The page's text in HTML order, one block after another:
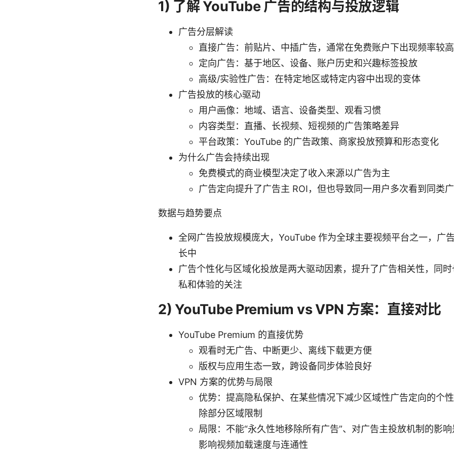
1) 了解 YouTube 广告的结构与投放逻辑
广告分层解读
直接广告：前贴片、中插广告，通常在免费账户下出现频率较高
定向广告：基于地区、设备、账户历史和兴趣标签投放
高级/实验性广告：在特定地区或特定内容中出现的变体
广告投放的核心驱动
用户画像：地域、语言、设备类型、观看习惯
内容类型：直播、长视频、短视频的广告策略差异
平台政策：YouTube 的广告政策、商家投放预算和形态变化
为什么广告会持续出现
免费模式的商业模型决定了收入来源以广告为主
广告定向提升了广告主 ROI，但也导致同一用户多次看到同类
数据与趋势要点
全网广告投放规模庞大，YouTube 作为全球主要视频平台之一，广
长中
广告个性化与区域化投放是两大驱动因素，提升了广告相关性，同
私和体验的关注
2) YouTube Premium vs VPN 方案：直接对比
YouTube Premium 的直接优势
观看时无广告、中断更少、离线下载更方便
版权与应用生态一致，跨设备同步体验良好
VPN 方案的优势与局限
优势：提高隐私保护、在某些情况下减少区域性广告定向的个
除部分区域限制
局限：不能“永久性地移除所有广告”、对广告主投放机制的影
影响视频加载速度与连通性